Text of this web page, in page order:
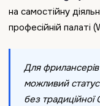
на самостійну
професійній палаті
Для фрилансерів
можливий
без